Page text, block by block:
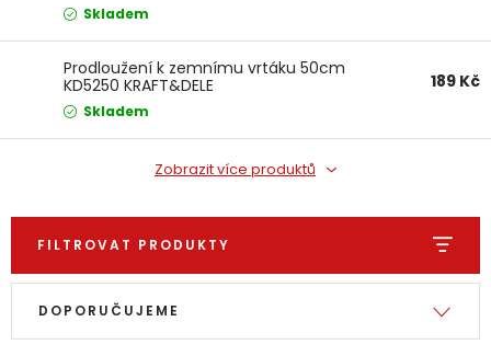
Domácnost
Dětská hřiště
Autodoplňky
Vánoce
Ochranné pomůcky
Fotovoltaika
Skladem
Prodloužení k zemnímu vrtáku 50cm
KD5250 KRAFT&DELE
189 Kč
Skladem
Zobrazit více produktů
FILTROVAT PRODUKTY
Výpis produktů
Řazení produktů
DOPORUČUJEME